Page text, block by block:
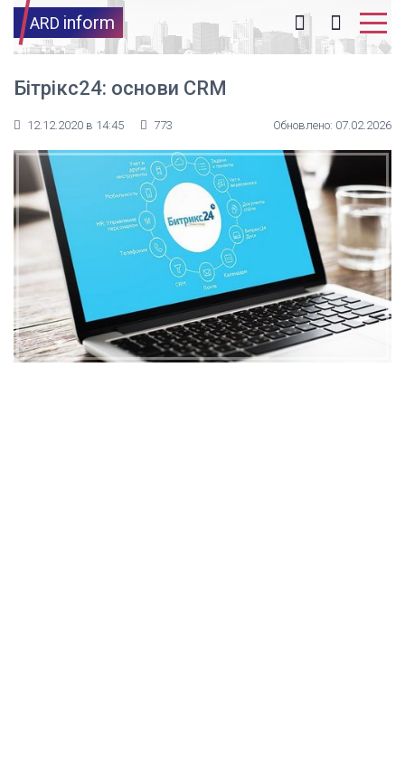
ARD inform
Бітрікс24: основи CRM
12.12.2020 в 14:45 773 Обновлено: 07.02.2026